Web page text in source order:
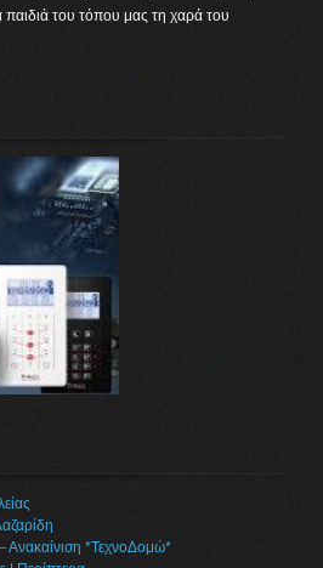
του τόπου μας τη χαρά του
Ανακαίνιση *ΤεχνοΔομώ*